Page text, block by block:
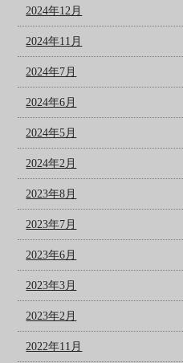
2024年12月
2024年11月
2024年7月
2024年6月
2024年5月
2024年2月
2023年8月
2023年7月
2023年6月
2023年3月
2023年2月
2022年11月